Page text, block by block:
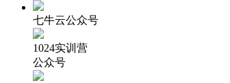
七牛云公众号
1024实训营
公众号